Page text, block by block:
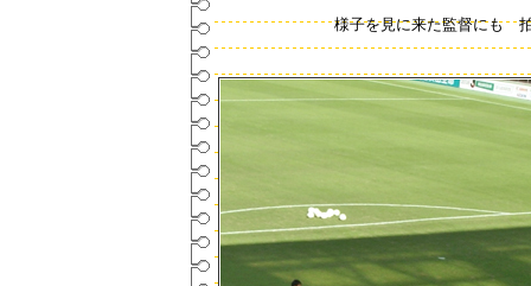
様子を見に来た監督にも